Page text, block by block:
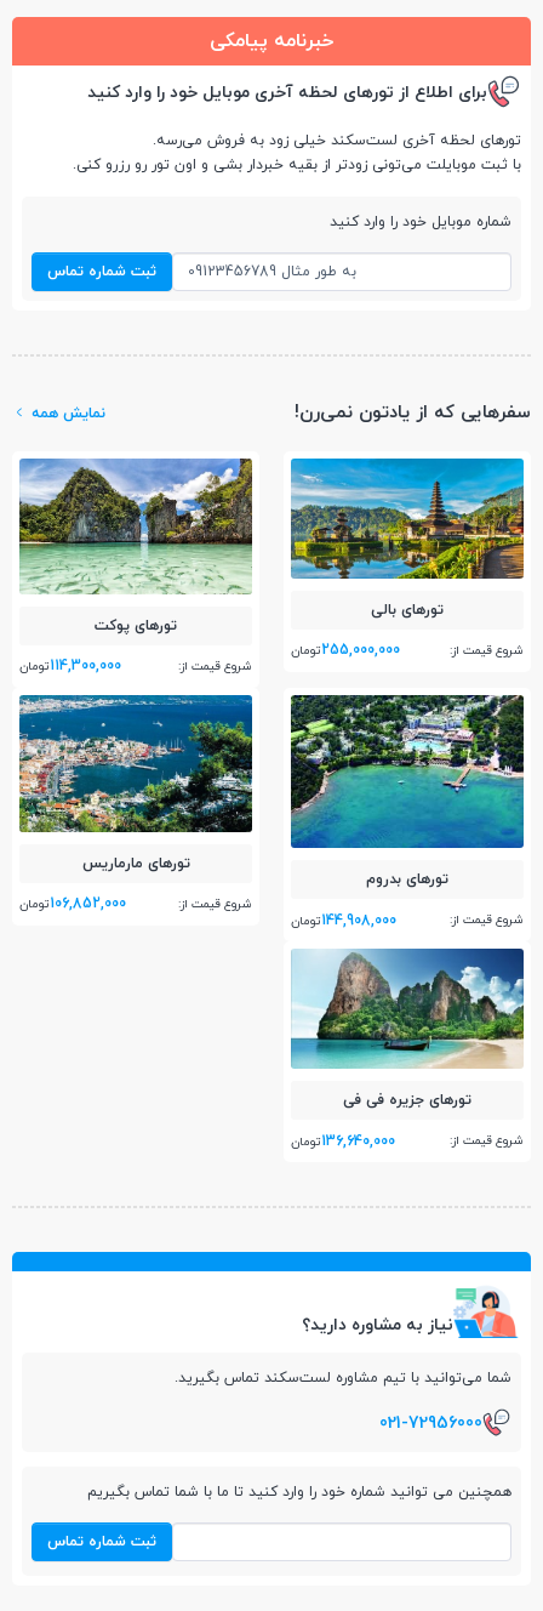
خبرنامه پیامکی
برای اطلاع از تورهای لحظه آخری موبایل خود را وارد کنید
تورهای لحظه آخری لست‌سکند خیلی زود به فروش می‌رسه.
با ثبت موبایلت می‌تونی زودتر از بقیه خبردار بشی و اون تور رو رزرو کنی.
شماره موبایل خود را وارد کنید
ثبت شماره تماس
سفرهایی که از یادتون نمی‌رن! نمایش همه
تور‌های بالی
شروع قیمت از: 255,000,000تومان
تور‌های پوکت
شروع قیمت از: 114,300,000تومان
تور‌های بدروم
شروع قیمت از: 144,908,000تومان
تور‌های مارماریس
شروع قیمت از: 106,852,000تومان
تور‌های جزیره فی فی
شروع قیمت از: 136,640,000تومان
نیاز به مشاوره دارید؟
شما می‌توانید با تیم مشاوره لست‌سکند تماس بگیرید.
021-72956000
همچنین می توانید شماره خود را وارد کنید تا ما با شما تماس بگیریم
ثبت شماره تماس